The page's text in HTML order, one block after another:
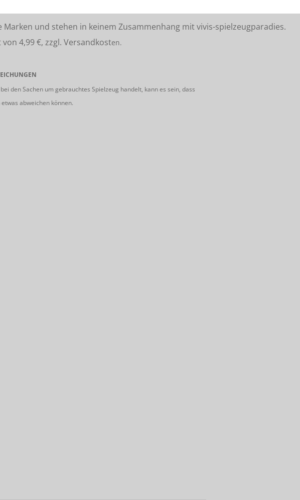
und stehen in keinem Zusammenhang mit vivis-spielzeugparadies.
4,99 €, zzgl. Versandkosten.
den Sachen um gebrauchtes Spielzeug handelt, kann es sein, dass
abweichen können.